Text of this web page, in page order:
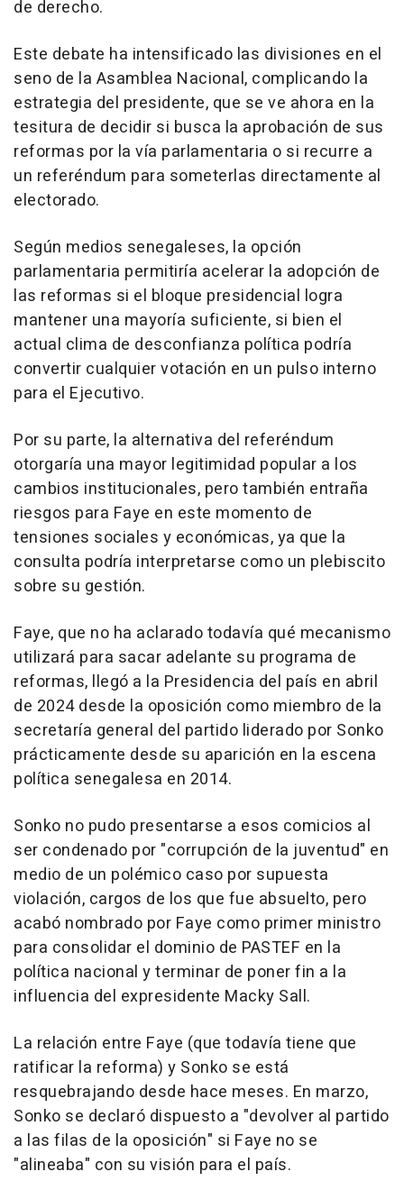
de derecho.
Este debate ha intensificado las divisiones en el
seno de la Asamblea Nacional, complicando la
estrategia del presidente, que se ve ahora en la
tesitura de decidir si busca la aprobación de sus
reformas por la vía parlamentaria o si recurre a
un referéndum para someterlas directamente al
electorado.
Según medios senegaleses, la opción
parlamentaria permitiría acelerar la adopción de
las reformas si el bloque presidencial logra
mantener una mayoría suficiente, si bien el
actual clima de desconfianza política podría
convertir cualquier votación en un pulso interno
para el Ejecutivo.
Por su parte, la alternativa del referéndum
otorgaría una mayor legitimidad popular a los
cambios institucionales, pero también entraña
riesgos para Faye en este momento de
tensiones sociales y económicas, ya que la
consulta podría interpretarse como un plebiscito
sobre su gestión.
Faye, que no ha aclarado todavía qué mecanismo
utilizará para sacar adelante su programa de
reformas, llegó a la Presidencia del país en abril
de 2024 desde la oposición como miembro de la
secretaría general del partido liderado por Sonko
prácticamente desde su aparición en la escena
política senegalesa en 2014.
Sonko no pudo presentarse a esos comicios al
ser condenado por "corrupción de la juventud" en
medio de un polémico caso por supuesta
violación, cargos de los que fue absuelto, pero
acabó nombrado por Faye como primer ministro
para consolidar el dominio de PASTEF en la
política nacional y terminar de poner fin a la
influencia del expresidente Macky Sall.
La relación entre Faye (que todavía tiene que
ratificar la reforma) y Sonko se está
resquebrajando desde hace meses. En marzo,
Sonko se declaró dispuesto a "devolver al partido
a las filas de la oposición" si Faye no se
"alineaba" con su visión para el país.